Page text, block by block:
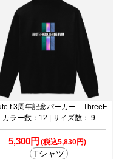
f 3周年記念パーカー ThreeF
カラー数：12 | サイズ数： 9
5,300円 (税込5,830円)
Tシャツ